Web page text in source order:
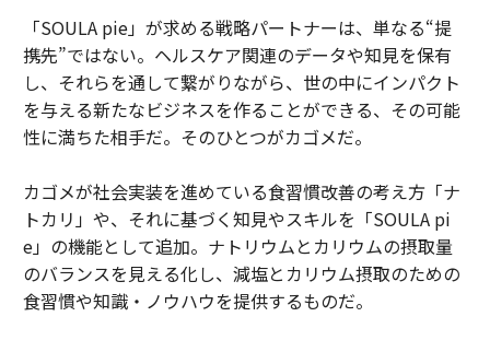
「SOULA pie」が求める戦略パートナーは、単なる“提
携先”ではない。ヘルスケア関連のデータや知見を保有
し、それらを通して繋がりながら、世の中にインパクト
を与える新たなビジネスを作ることができる、その可能
性に満ちた相手だ。そのひとつがカゴメだ。
カゴメが社会実装を進めている食習慣改善の考え方「ナ
トカリ」や、それに基づく知見やスキルを「SOULA pi
e」の機能として追加。ナトリウムとカリウムの摂取量
のバランスを見える化し、減塩とカリウム摂取のための
食習慣や知識・ノウハウを提供するものだ。